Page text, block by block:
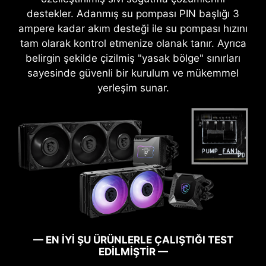
destekler. Adanmış su pompası PIN başlığı 3
ampere kadar akım desteği ile su pompası hızını
tam olarak kontrol etmenize olanak tanır. Ayrıca
belirgin şekilde çizilmiş "yasak bölge" sınırları
sayesinde güvenli bir kurulum ve mükemmel
yerleşim sunar.
— EN İYİ ŞU ÜRÜNLERLE ÇALIŞTIĞI TEST
EDİLMİŞTİR —
BIOS yazılımını yalnızca güç kaynağı ve
anakart takılı iken birkaç basit adımda